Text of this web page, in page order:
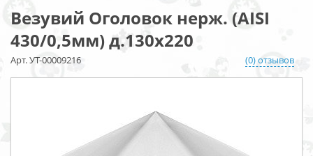
Везувий Оголовок нерж. (AISI
430/0,5мм) д.130х220
Арт. УТ-00009216 (0) отзывов